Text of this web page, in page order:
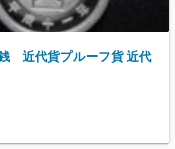
近代貨プルーフ貨 近代